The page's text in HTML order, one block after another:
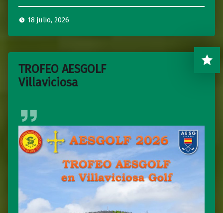
18 julio, 2026
TROFEO AESGOLF
Villaviciosa